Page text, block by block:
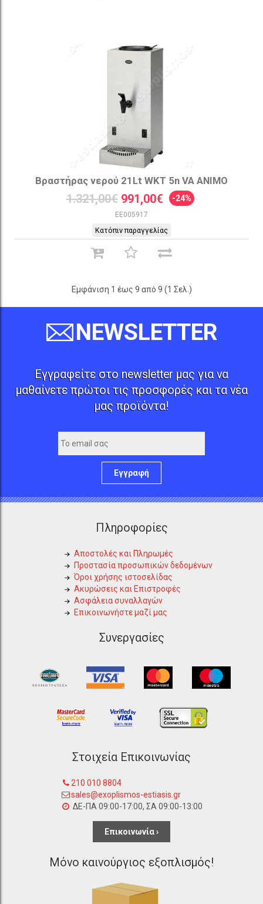
Βραστήρας νερού 21Lt WKT 5n VA ANIMO
1.321,00€ 991,00€ -24%
EE005917
Κατόπιν παραγγελίας
Εμφάνιση 1 έως 9 από 9 (1 Σελ.)
NEWSLETTER
Εγγραφείτε στο newsletter μας για να
μαθαίνετε πρώτοι τις προσφορές και τα νέα
μας προϊόντα!
Εγγραφή
Πληροφορίες
Αποστολές και Πληρωμές
Προστασία προσωπικών δεδομένων
Όροι χρήσης ιστοσελίδας
Ακυρώσεις και Επιστροφές
Ασφάλεια συναλλαγών
Επικοινωνήστε μαζί μας
Συνεργασίες
Στοιχεία Επικοινωνίας
210 010 8804
sales@exoplismos-estiasis.gr
ΔΕ-ΠΑ 09:00-17:00, ΣΑ 09:00-13:00
Επικοινωνία ›
Μόνο καινούργιος εξοπλισμός!